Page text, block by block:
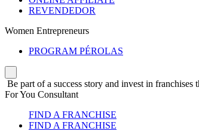
REVENDEDOR
Women Entrepreneurs
PROGRAM PÉROLAS
Be part of a success story and invest in franchises
For You Consultant
FIND A FRANCHISE
FIND A FRANCHISE